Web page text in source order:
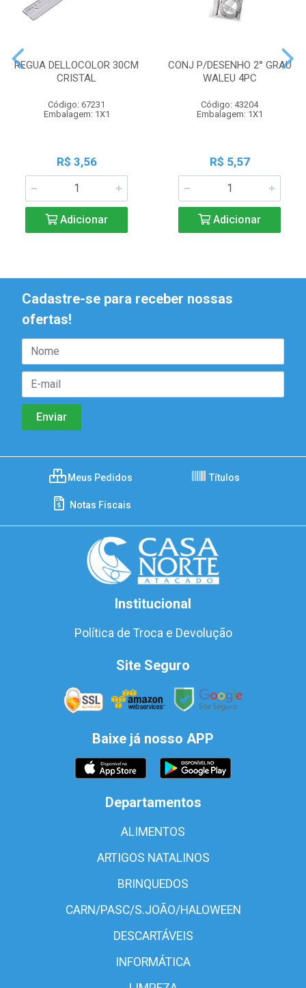
REGUA DELLOCOLOR 30CM
CRISTAL
Código: 67231
Embalagem: 1X1
R$ 3,56
Adicionar
CONJ P/DESENHO 2° GRAU
WALEU 4PC
Código: 43204
Embalagem: 1X1
R$ 5,57
Adicionar
Cadastre-se para receber nossas
ofertas!
Meus Pedidos Títulos
Notas Fiscais
Institucional
Política de Troca e Devolução
Site Seguro
Baixe já nosso APP
Departamentos
ALIMENTOS
ARTIGOS NATALINOS
BRINQUEDOS
CARN/PASC/S.JOÃO/HALOWEEN
DESCARTÁVEIS
INFORMÁTICA